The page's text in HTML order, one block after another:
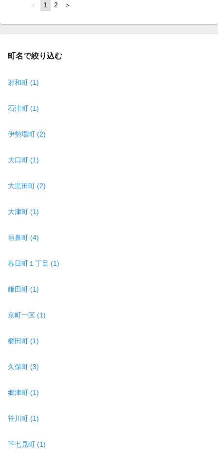
page
You're
page
1 page
2 page
町名で絞り込む
射和町 (1)
石津町 (1)
伊勢場町 (2)
大口町 (1)
大黒田町 (2)
大津町 (1)
垣鼻町 (4)
春日町１丁目 (1)
鎌田町 (1)
京町一区 (1)
櫛田町 (1)
久保町 (3)
郷津町 (1)
笹川町 (1)
下七見町 (1)